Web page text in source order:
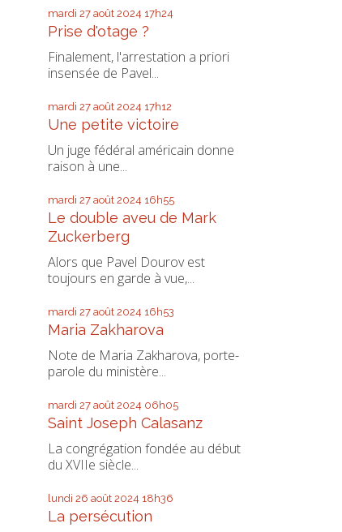
mardi 27 août 2024 17h24
Prise d'otage ?
Finalement, l'arrestation a priori
insensée de Pavel...
mardi 27 août 2024 17h12
Une petite victoire
Un juge fédéral américain donne
raison à une...
mardi 27 août 2024 16h55
Le double aveu de Mark
Zuckerberg
Alors que Pavel Dourov est
toujours en garde à vue,...
mardi 27 août 2024 16h53
Maria Zakharova
Note de Maria Zakharova, porte-
parole du ministère...
mardi 27 août 2024 06h05
Saint Joseph Calasanz
La congrégation fondée au début
du XVIIe siècle...
lundi 26 août 2024 18h36
La persécution